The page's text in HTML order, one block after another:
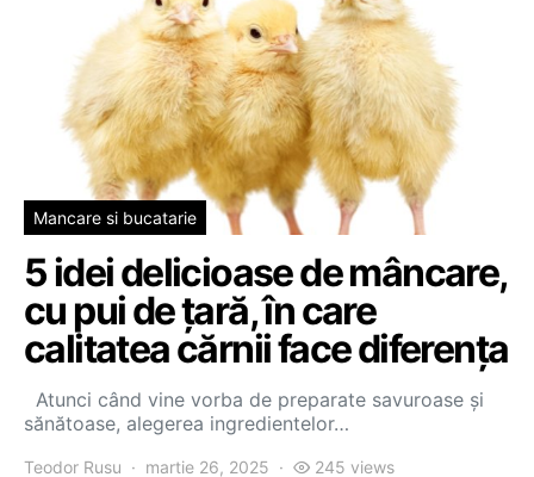
Mancare si bucatarie
5 idei delicioase de mâncare,
cu pui de țară, în care
calitatea cărnii face diferența
Atunci când vine vorba de preparate savuroase și
sănătoase, alegerea ingredientelor…
Teodor Rusu martie 26, 2025 245 views